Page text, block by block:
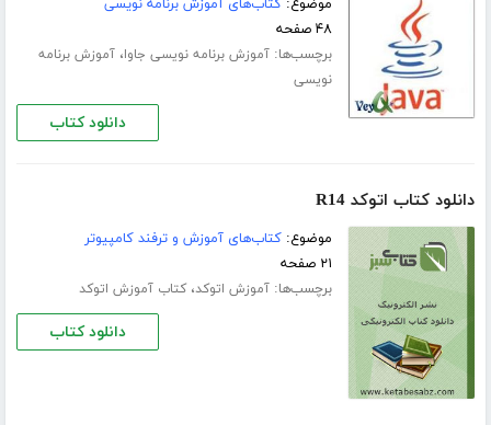
موضوع: کتاب‌های آموزش برنامه نویسی
۴۸ صفحه
برچسب‌ها:آموزش برنامه نویسی جاوا،آموزش برنامه
نویسی
دانلود کتاب
دانلود کتاب اتوکد R14
موضوع:کتاب‌های آموزش و ترفند کامپیوتر
۲۱ صفحه
برچسب‌ها:آموزش اتوکد،کتاب آموزش اتوکد
دانلود کتاب